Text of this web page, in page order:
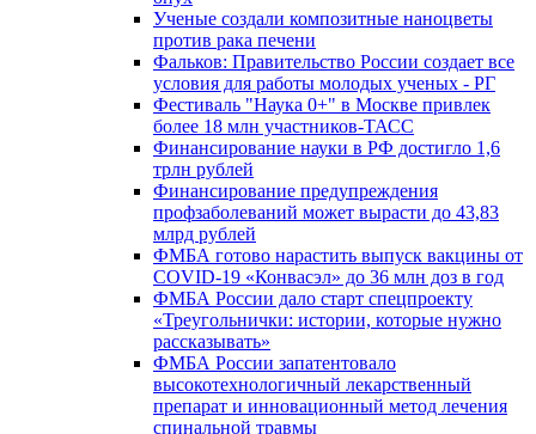
Ученые создали композитные наноцветы
против рака печени
Фальков: Правительство России создает все
условия для работы молодых ученых - РГ
Фестиваль "Наука 0+" в Москве привлек
более 18 млн участников-ТАСС
Финансирование науки в РФ достигло 1,6
трлн рублей
Финансирование предупреждения
профзаболеваний может вырасти до 43,83
млрд рублей
ФМБА готово нарастить выпуск вакцины от
COVID-19 «Конвасэл» до 36 млн доз в год
ФМБА России дало старт спецпроекту
«Треугольнички: истории, которые нужно
рассказывать»
ФМБА России запатентовало
высокотехнологичный лекарственный
препарат и инновационный метод лечения
спинальной травмы